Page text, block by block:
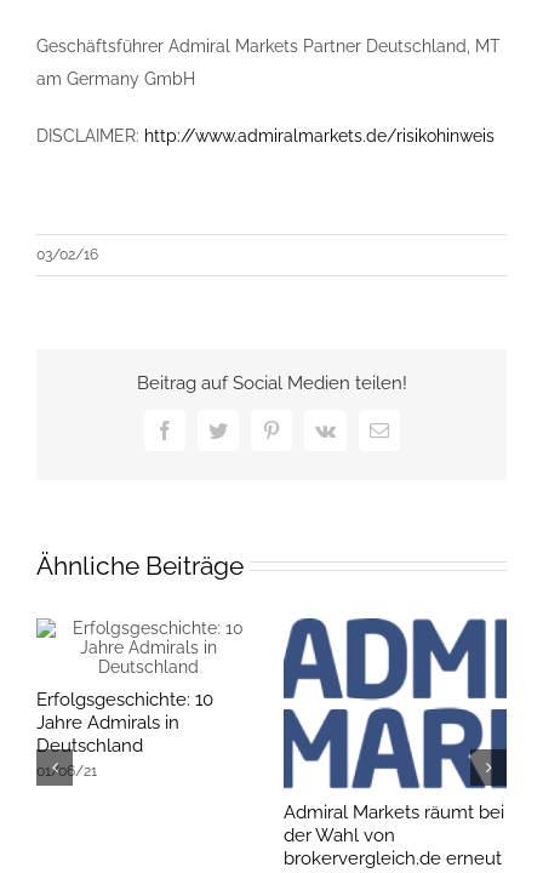
Geschäftsführer Admiral Markets Partner Deutschland, MT
am Germany GmbH
DISCLAIMER: http://www.admiralmarkets.de/risikohinweis
03/02/16
Beitrag auf Social Medien teilen!
FacebookTwitterPinterest
Vk
E-
Ähnliche Beiträge
Erfolgsgeschichte: 10
Jahre Admirals in
Deutschland
01/06/21
Admiral Markets räumt bei
der Wahl von
brokervergleich.de erneut